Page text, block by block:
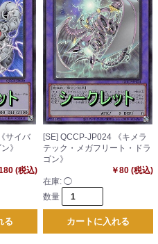
サイバ
》
(税込)
る
[SE] QCCP-JP024 《キメラ
テック・メガフリート・ドラ
ゴン》
￥80 (税込)
在庫: ◯
数量
カートに入れる